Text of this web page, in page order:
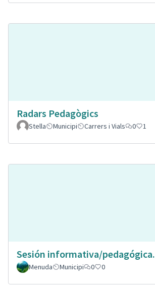
Radars Pedagògics
Stella
Municipi Carrers i Vials 0 1
Sesión informativa/pedagógica.
Menuda
Municipi 0 0